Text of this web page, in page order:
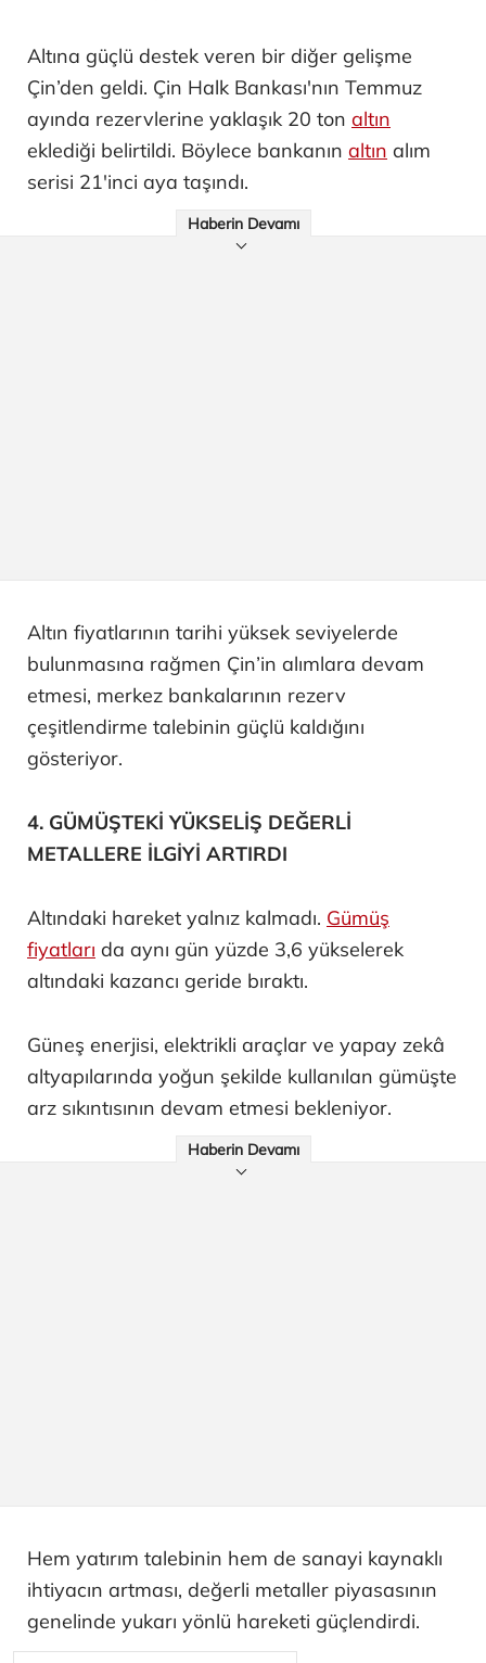
Altına güçlü destek veren bir diğer gelişme
Çin’den geldi. Çin Halk Bankası'nın Temmuz
ayında rezervlerine yaklaşık 20 ton altın
eklediği belirtildi. Böylece bankanın altın alım
serisi 21'inci aya taşındı.
Haberin Devamı
Altın fiyatlarının tarihi yüksek seviyelerde
bulunmasına rağmen Çin’in alımlara devam
etmesi, merkez bankalarının rezerv
çeşitlendirme talebinin güçlü kaldığını
gösteriyor.
4. GÜMÜŞTEKİ YÜKSELİŞ DEĞERLİ
METALLERE İLGİYİ ARTIRDI
Altındaki hareket yalnız kalmadı. Gümüş
fiyatları da aynı gün yüzde 3,6 yükselerek
altındaki kazancı geride bıraktı.
Güneş enerjisi, elektrikli araçlar ve yapay zekâ
altyapılarında yoğun şekilde kullanılan gümüşte
arz sıkıntısının devam etmesi bekleniyor.
Haberin Devamı
Hem yatırım talebinin hem de sanayi kaynaklı
ihtiyacın artması, değerli metaller piyasasının
genelinde yukarı yönlü hareketi güçlendirdi.